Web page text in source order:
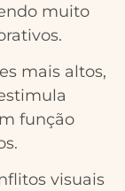
muito
mais altos,
função
visuais